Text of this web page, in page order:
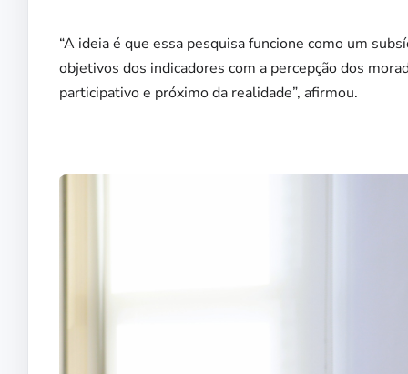
“A ideia é que essa pesquisa funcione como um
objetivos dos indicadores com a percepção dos
participativo e próximo da realidade”, afirmou.